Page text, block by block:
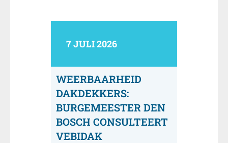
7 JULI 2026
WEERBAARHEID
DAKDEKKERS:
BURGEMEESTER DEN
BOSCH CONSULTEERT
VEBIDAK